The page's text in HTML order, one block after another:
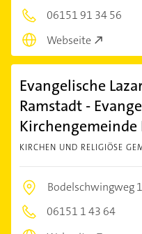
06151 91 34 56
Webseite
Evangelische
Ramstadt -
Kirchengemeinde
KIRCHEN UND RELIGIÖSE
Bodelschwingweg
06151 1 43 64